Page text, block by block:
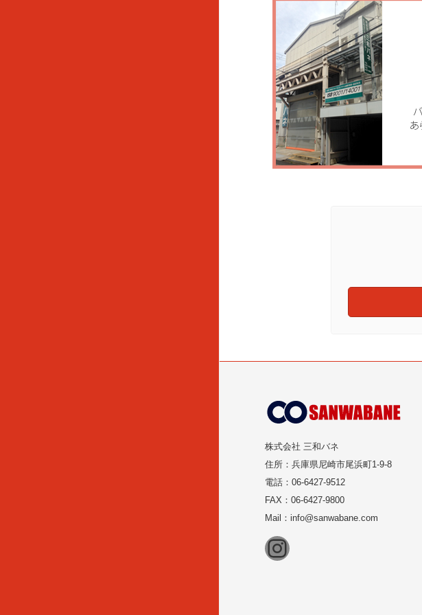
株式会社 三和バネ
住所：兵庫県尼崎市尾浜町1-9-8
電話：06-6427-9512
FAX：06-6427-9800
Mail：info@sanwabane.com
Instagram